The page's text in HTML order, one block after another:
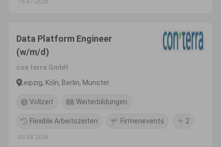
16.07.2026
Data Platform Engineer
(w/m/d)
con terra GmbH
Leipzig, Köln, Berlin, Münster
Vollzeit Weiterbildungen
Flexible Arbeitszeiten Firmenevents 2
03.08.2026